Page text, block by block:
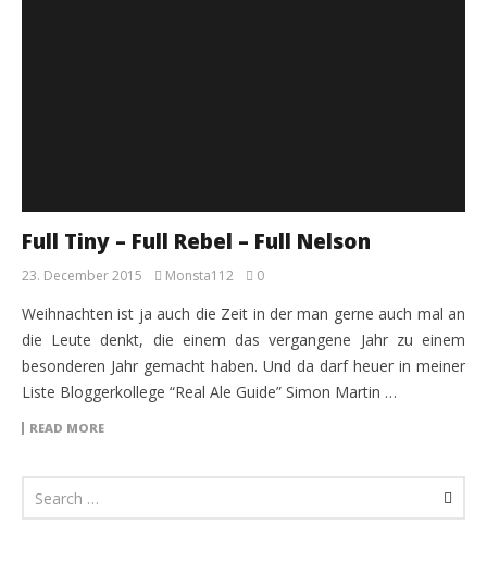
Full Tiny – Full Rebel – Full Nelson
23. December 2015 Monsta112 0
Weihnachten ist ja auch die Zeit in der man gerne auch mal an
die Leute denkt, die einem das vergangene Jahr zu einem
besonderen Jahr gemacht haben. Und da darf heuer in meiner
Liste Bloggerkollege “Real Ale Guide” Simon Martin …
READ MORE